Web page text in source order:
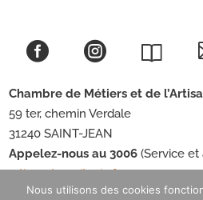
 
Chambre de Métiers et de
59 ter, chemin Verdale
31240 SAINT-JEAN
Appelez-nous au 3006 (Service et
artisanat-occitanie.fr
Nous utilisons des cookies